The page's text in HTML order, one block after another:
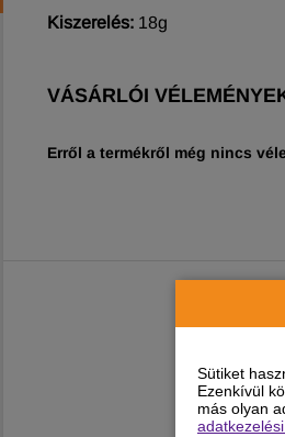
Sütiket
Ezenkívül
más olyan
Kiszerelés: 18g
VÁSÁRLÓI
Erről a termékről még nincs